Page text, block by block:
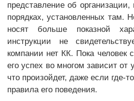
представление об
порядках, установленных там.
носят больше показной
инструкции не
компании нет КК. Пока человек
его успех во многом зависит от
что произойдет, даже если где-
правила его поведения.